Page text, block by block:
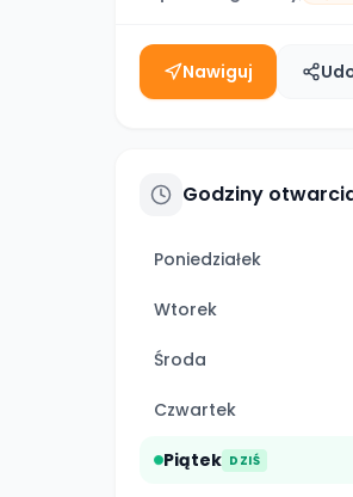
Nawiguj
Godziny
Poniedziałek
Wtorek
Środa
Czwartek
Piątek DZIŚ